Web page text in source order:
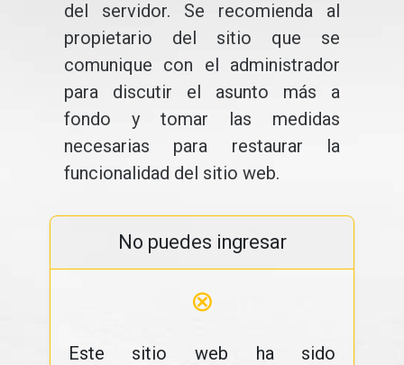
del servidor. Se recomienda al
propietario del sitio que se
comunique con el administrador
para discutir el asunto más a
fondo y tomar las medidas
necesarias para restaurar la
funcionalidad del sitio web.
No puedes ingresar
⊗
Este sitio web ha sido